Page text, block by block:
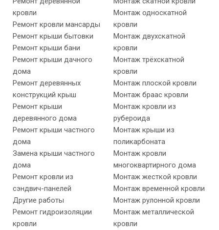
кровли
Ремонт кровли мансарды
Ремонт крыши бытовки
Ремонт крыши бани
Ремонт крыши дачного
дома
Ремонт деревянных
конструкций крыш
Ремонт крыши
деревянного дома
Ремонт крыши частного
дома
Замена крыши частного
дома
Ремонт кровли из
сэндвич-панелей
Другие работы
Ремонт гидроизоляции
кровли
Монтаж односкатной
кровли
Монтаж двухскатной
кровли
Монтаж трёхскатной
кровли
Монтаж плоской кровли
Монтаж браас кровли
Монтаж кровли из
рубероида
Монтаж крыши из
поликарбоната
Монтаж кровли
многоквартирного дома
Монтаж жесткой кровли
Монтаж временной кровли
Монтаж рулонной кровли
Монтаж металлической
кровли